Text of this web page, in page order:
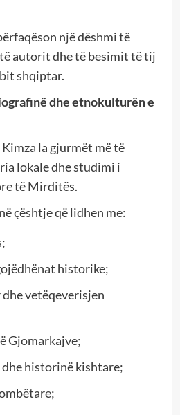
një dëshmi të
autorit dhe të besimit të tij
shqiptar.
dhe etnokulturën e
la gjurmët më të
lokale dhe studimi i
të Mirditës.
çështje që lidhen me:
historike;
vetëqeverisjen
Gjomarkajve;
historinë kishtare;